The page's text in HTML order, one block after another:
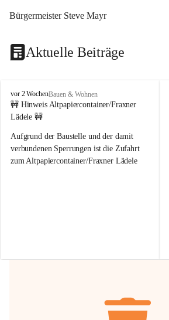
Bürgermeister Steve Mayr
Aktuelle Beiträge
F
r
a
e
r
n
vor 2 WochenBauen & Wohnen
🚧 Hinweis Altpapiercontainer/Fraxner
Lädele 🚧
Aufgrund der Baustelle und der damit
verbundenen Sperrungen ist die Zufahrt
zum Altpapiercontainer/Fraxner Lädele
Hilfsbereitschaft!